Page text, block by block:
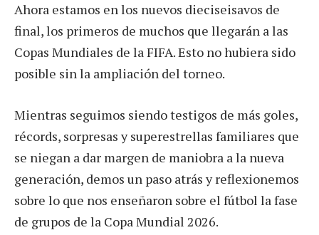
Ahora estamos en los nuevos dieciseisavos de
final, los primeros de muchos que llegarán a las
Copas Mundiales de la FIFA. Esto no hubiera sido
posible sin la ampliación del torneo.
Mientras seguimos siendo testigos de más goles,
récords, sorpresas y superestrellas familiares que
se niegan a dar margen de maniobra a la nueva
generación, demos un paso atrás y reflexionemos
sobre lo que nos enseñaron sobre el fútbol la fase
de grupos de la Copa Mundial 2026.